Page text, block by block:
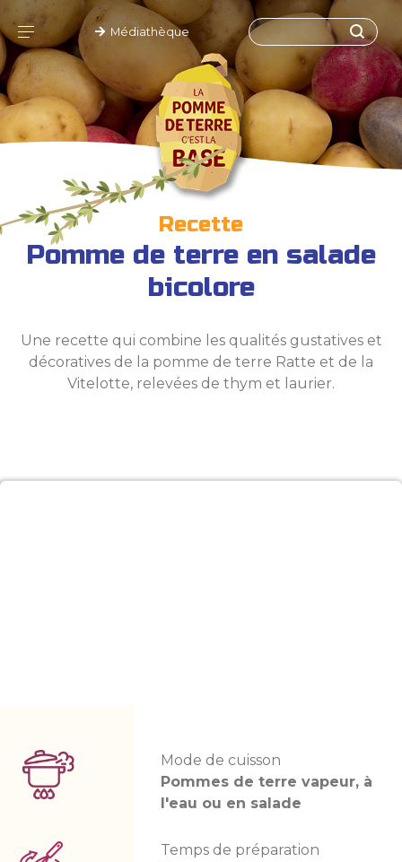
Médiathèque
Recette
Pomme de terre en salade
bicolore
Une recette qui combine les qualités gustatives et
décoratives de la pomme de terre Ratte et de la
Vitelotte, relevées de thym et laurier.
Mode de cuisson
Pommes de terre vapeur, à
l'eau ou en salade
Temps de préparation